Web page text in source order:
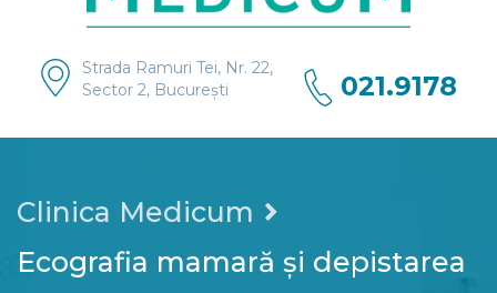
Strada Ramuri Tei, Nr. 22,
Sector 2, București
021.9178
Clinica Medicum
Ecografia mamară și depistarea